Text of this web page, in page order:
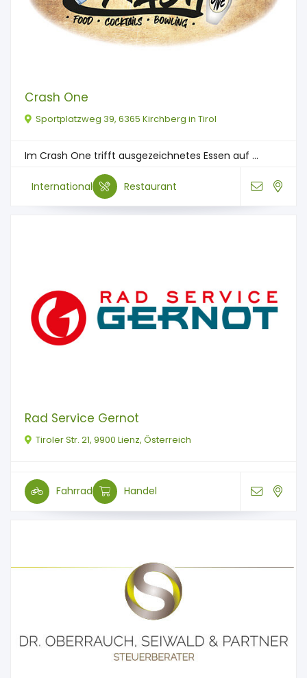
Crash One
Sportplatzweg 39, 6365 Kirchberg in Tirol
Im Crash One trifft ausgezeichnetes Essen auf ...
International Restaurant
Rad Service Gernot
Tiroler Str. 21, 9900 Lienz, Österreich
Fahrrad Handel